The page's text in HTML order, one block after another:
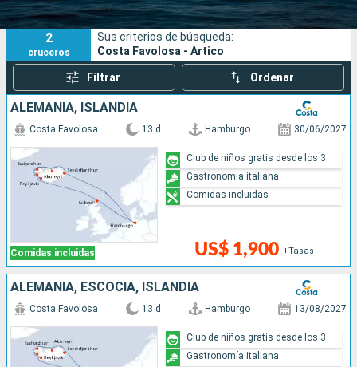
Puertos Compañías
Buscar
2
cruceros
Sus criterios de búsqueda:
Costa Favolosa - Artico
Filtrar Ordenar
ALEMANIA, ISLANDIA
Comidas incluidas
Costa Favolosa 13 d Hamburgo 30/06/2027
US$ 1,900 +Tasas
Club de niños gratis desde los 3
Gastronomía italiana
Comidas incluidas
ALEMANIA, ESCOCIA, ISLANDIA
Costa Favolosa 13 d Hamburgo 13/08/2027
Club de niños gratis desde los 3
Gastronomía italiana